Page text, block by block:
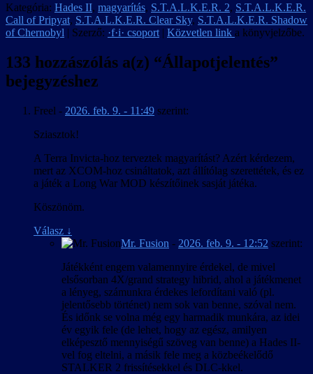
Kategória: Hades II, magyarítás, S.T.A.L.K.E.R. 2, S.T.A.L.K.E.R.
Call of Pripyat, S.T.A.L.K.E.R. Clear Sky, S.T.A.L.K.E.R. Shadow
of Chernobyl | Szerző: ·f·i· csoport | Közvetlen link a könyvjelzőbe.
133 hozzászólás a(z) “Állapotjelentés”
bejegyzéshez
Freel - 2026. feb. 9. - 11:49 szerint:
Sziasztok!
A Terra Invicta-hoz terveztek magyarítást? Azért kérdezem,
mert az XCOM-hoz csináltatok, azt állítólag szerettétek, és ez
a játék a Long War MOD készítőinek sasját játéka.
Köszönöm.
Válasz ↓
Mr. Fusion - 2026. feb. 9. - 12:52 szerint:
Játékként engem valamennyire érdekel, de mivel
elsősorban 4X/grand strategy hibrid, ahol a játékmenet
a lényeg, számunkra érdekes lefordítani való (pl.
jelentősebb történet) nem sok van benne, szóval nem.
És időnk se volna még egy harmadik munkára, az idei
év egyik fele (de lehet, hogy az egész, amilyen
elképesztő mennyiségű szöveg van benne) a Hades II-
vel fog eltelni, a másik fele meg a közbeékelődő
STALKER 2 frissítésekkel és DLC-kkel.